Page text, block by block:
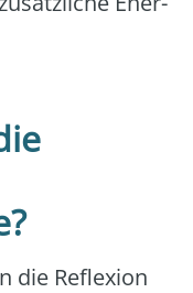
die Refle­xi­on